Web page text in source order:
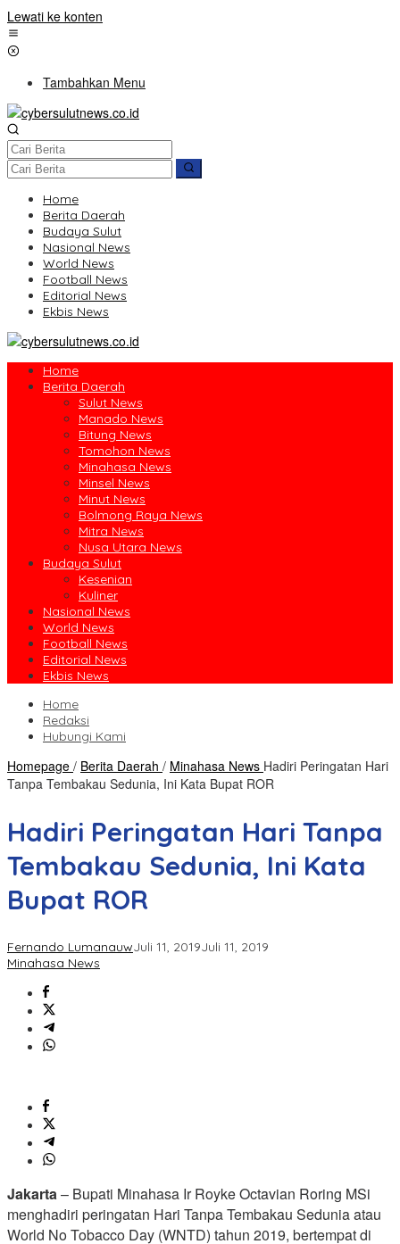
Lewati ke konten
Tambahkan Menu
Home
Berita Daerah
Budaya Sulut
Nasional News
World News
Football News
Editorial News
Ekbis News
Home
Berita Daerah
Sulut News
Manado News
Bitung News
Tomohon News
Minahasa News
Minsel News
Minut News
Bolmong Raya News
Mitra News
Nusa Utara News
Budaya Sulut
Kesenian
Kuliner
Nasional News
World News
Football News
Editorial News
Ekbis News
Home
Redaksi
Hubungi Kami
Homepage / Berita Daerah / Minahasa News Hadiri Peringatan Hari
Tanpa Tembakau Sedunia, Ini Kata Bupat ROR
Hadiri Peringatan Hari Tanpa
Tembakau Sedunia, Ini Kata
Bupat ROR
Fernando LumanauwJuli 11, 2019Juli 11, 2019
Minahasa News
Jakarta– Bupati Minahasa Ir Royke Octavian Roring MSi
menghadiri peringatan Hari Tanpa Tembakau Sedunia atau
World No Tobacco Day (WNTD) tahun 2019, bertempat di